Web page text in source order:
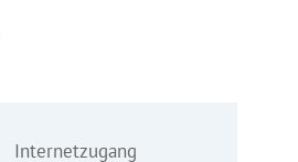
Internetzugang